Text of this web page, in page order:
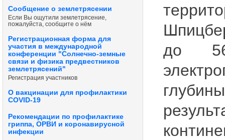
Сообщение о землетрясении
Если Вы ощутили землетрясение,
пожалуйста, сообщите о нём
Регистрационная форма для
участия в международной
конференции "Солнечно-земные
связи и физика предвестников
землетрясений"
Регистрация участников
О вакцинации для профилактики
COVID-19
Рекомендации по профилактике
гриппа, ОРВИ и коронавирусной
инфекции
до